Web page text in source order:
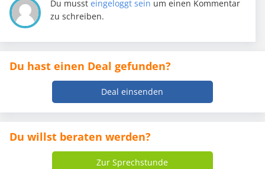
Du mussteingeloggt sein um einen Kommentar
zu schreiben.
Du hast einen Deal gefunden?
Deal einsenden
Du willst beraten werden?
Zur Sprechstunde